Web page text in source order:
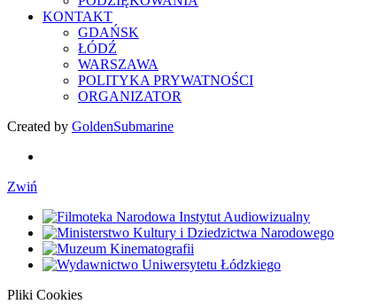
KONTAKT
GDAŃSK
ŁÓDŹ
WARSZAWA
POLITYKA PRYWATNOŚCI
ORGANIZATOR
Created by GoldenSubmarine
Zwiń
Pliki Cookies